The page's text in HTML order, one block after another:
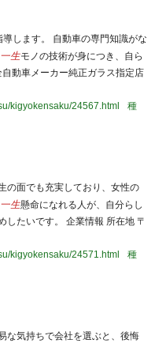
します。 自動車の専門知識がな
一生モノの技術が身につき、自ら
動車メーカー純正ガラス指定店
kigyokensaku/24567.html
種
の面でも充実しており、女性の
一生懸命になれる人が、自分らし
したいです。 企業情報 所在地 〒
kigyokensaku/24571.html
種
な気持ちで会社を選ぶと、後悔